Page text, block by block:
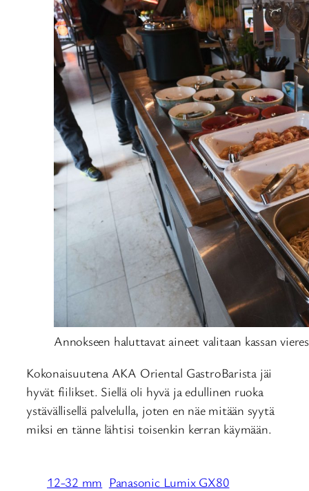
Annokseen haluttavat aineet valitaan kassan
Kokonaisuutena AKA Oriental GastroBarista jäi
hyvät fiilikset. Siellä oli hyvä ja edullinen ruoka
ystävällisellä palvelulla, joten en näe mitään syytä
miksi en tänne lähtisi toisenkin kerran käymään.
12-32 mm Panasonic Lumix GX80